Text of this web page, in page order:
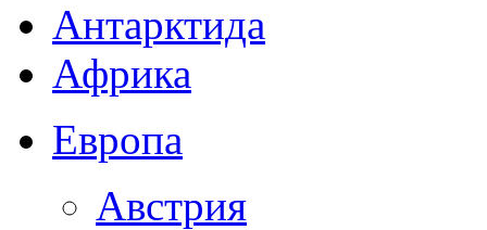
Антарктида
Африка
Европа
Австрия